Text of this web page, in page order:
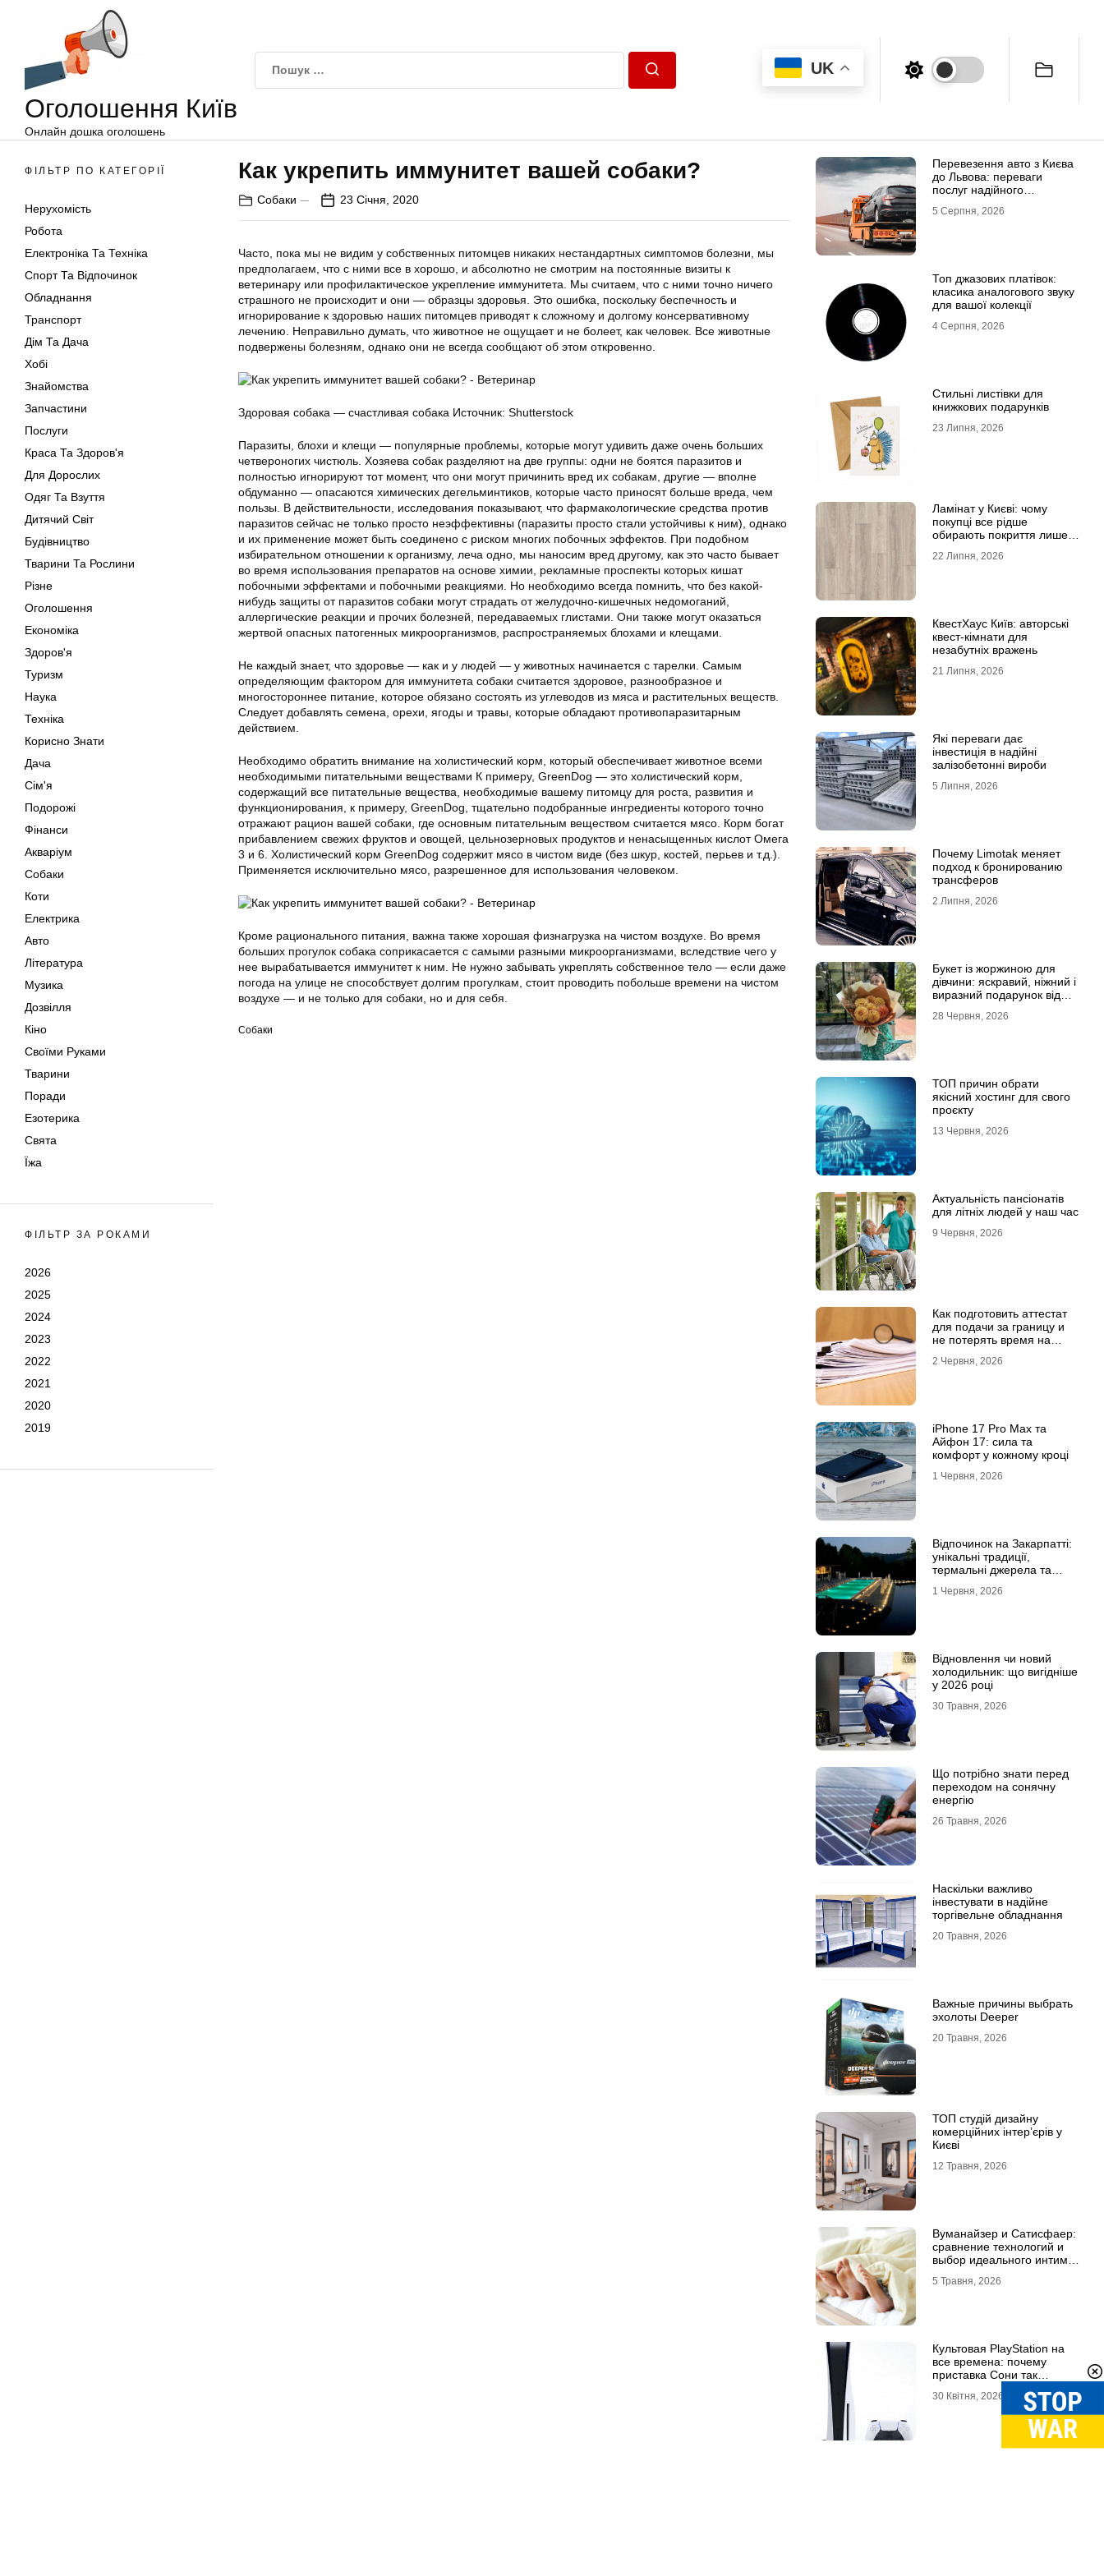
Оголошення Київ
Онлайн дошка оголошень
UK
ФІЛЬТР ПО КАТЕГОРІЇ
Нерухомість
Робота
Електроніка Та Техніка
Спорт Та Відпочинок
Обладнання
Транспорт
Дім Та Дача
Хобі
Знайомства
Запчастини
Послуги
Краса Та Здоров'я
Для Дорослих
Одяг Та Взуття
Дитячий Світ
Будівництво
Тварини Та Рослини
Різне
Оголошення
Економіка
Здоров'я
Туризм
Наука
Техніка
Корисно Знати
Дача
Сім'я
Подорожі
Фінанси
Акваріум
Собаки
Коти
Електрика
Авто
Література
Музика
Дозвілля
Кіно
Своїми Руками
Тварини
Поради
Езотерика
Свята
Їжа
ФІЛЬТР ЗА РОКАМИ
2026
2025
2024
2023
2022
2021
2020
2019
Как укрепить иммунитет вашей собаки?
Собаки 23 Січня, 2020
Часто, пока мы не видим у собственных питомцев никаких нестандартных симптомов болезни, мы
предполагаем, что с ними все в хорошо, и абсолютно не смотрим на постоянные визиты к
ветеринару или профилактическое укрепление иммунитета. Мы считаем, что с ними точно ничего
страшного не происходит и они — образцы здоровья. Это ошибка, поскольку беспечность и
игнорирование к здоровью наших питомцев приводят к сложному и долгому консервативному
лечению. Неправильно думать, что животное не ощущает и не болеет, как человек. Все животные
подвержены болезням, однако они не всегда сообщают об этом откровенно.
Здоровая собака — счастливая собака Источник: Shutterstock
Паразиты, блохи и клещи — популярные проблемы, которые могут удивить даже очень больших
четвероногих чистюль. Хозяева собак разделяют на две группы: одни не боятся паразитов и
полностью игнорируют тот момент, что они могут причинить вред их собакам, другие — вполне
обдуманно — опасаются химических дегельминтиков, которые часто приносят больше вреда, чем
пользы. В действительности, исследования показывают, что фармакологические средства против
паразитов сейчас не только просто неэффективны (паразиты просто стали устойчивы к ним), однако
и их применение может быть соединено с риском многих побочных эффектов. При подобном
избирательном отношении к организму, леча одно, мы наносим вред другому, как это часто бывает
во время использования препаратов на основе химии, рекламные проспекты которых кишат
побочными эффектами и побочными реакциями. Но необходимо всегда помнить, что без какой-
нибудь защиты от паразитов собаки могут страдать от желудочно-кишечных недомоганий,
аллергические реакции и прочих болезней, передаваемых глистами. Они также могут оказаться
жертвой опасных патогенных микроорганизмов, распространяемых блохами и клещами.
Не каждый знает, что здоровье — как и у людей — у животных начинается с тарелки. Самым
определяющим фактором для иммунитета собаки считается здоровое, разнообразное и
многостороннее питание, которое обязано состоять из углеводов из мяса и растительных веществ.
Следует добавлять семена, орехи, ягоды и травы, которые обладают противопаразитарным
действием.
Необходимо обратить внимание на холистический корм, который обеспечивает животное всеми
необходимыми питательными веществами К примеру, GreenDog — это холистический корм,
содержащий все питательные вещества, необходимые вашему питомцу для роста, развития и
функционирования, к примеру, GreenDog, тщательно подобранные ингредиенты которого точно
отражают рацион вашей собаки, где основным питательным веществом считается мясо. Корм богат
прибавлением свежих фруктов и овощей, цельнозерновых продуктов и ненасыщенных кислот Омега
3 и 6. Холистический корм GreenDog содержит мясо в чистом виде (без шкур, костей, перьев и т.д.).
Применяется исключительно мясо, разрешенное для использования человеком.
Кроме рационального питания, важна также хорошая физнагрузка на чистом воздухе. Во время
больших прогулок собака соприкасается с самыми разными микроорганизмами, вследствие чего у
нее вырабатывается иммунитет к ним. Не нужно забывать укреплять собственное тело — если даже
погода на улице не способствует долгим прогулкам, стоит проводить побольше времени на чистом
воздухе — и не только для собаки, но и для себя.
Собаки
Перевезення авто з Києва
до Львова: переваги
послуг надійного
5 Серпня, 2026
Топ джазових платівок:
класика аналогового звуку
для вашої колекції
4 Серпня, 2026
Стильні листівки для
книжкових подарунків
23 Липня, 2026
Ламінат у Києві: чому
покупці все рідше
обирають покриття лише
22 Липня, 2026
КвестХаус Київ: авторські
квест-кімнати для
незабутніх вражень
21 Липня, 2026
Які переваги дає
інвестиція в надійні
залізобетонні вироби
5 Липня, 2026
Почему Limotak меняет
подход к бронированию
трансферов
2 Липня, 2026
Букет із жоржиною для
дівчини: яскравий, ніжний і
виразний подарунок від
28 Червня, 2026
ТОП причин обрати
якісний хостинг для свого
проєкту
13 Червня, 2026
Актуальність пансіонатів
для літніх людей у наш час
9 Червня, 2026
Как подготовить аттестат
для подачи за границу и
не потерять время на
2 Червня, 2026
iPhone 17 Pro Max та
Айфон 17: сила та
комфорт у кожному кроці
1 Червня, 2026
Відпочинок на Закарпатті:
унікальні традиції,
термальні джерела та
1 Червня, 2026
Відновлення чи новий
холодильник: що вигідніше
у 2026 році
30 Травня, 2026
Що потрібно знати перед
переходом на сонячну
енергію
26 Травня, 2026
Наскільки важливо
інвестувати в надійне
торгівельне обладнання
20 Травня, 2026
Важные причины выбрать
эхолоты Deeper
20 Травня, 2026
ТОП студій дизайну
комерційних інтер’єрів у
Києві
12 Травня, 2026
Вуманайзер и Сатисфаер:
сравнение технологий и
выбор идеального интим-
5 Травня, 2026
Культовая PlayStation на
все времена: почему
приставка Сони так
30 Квітня, 2026